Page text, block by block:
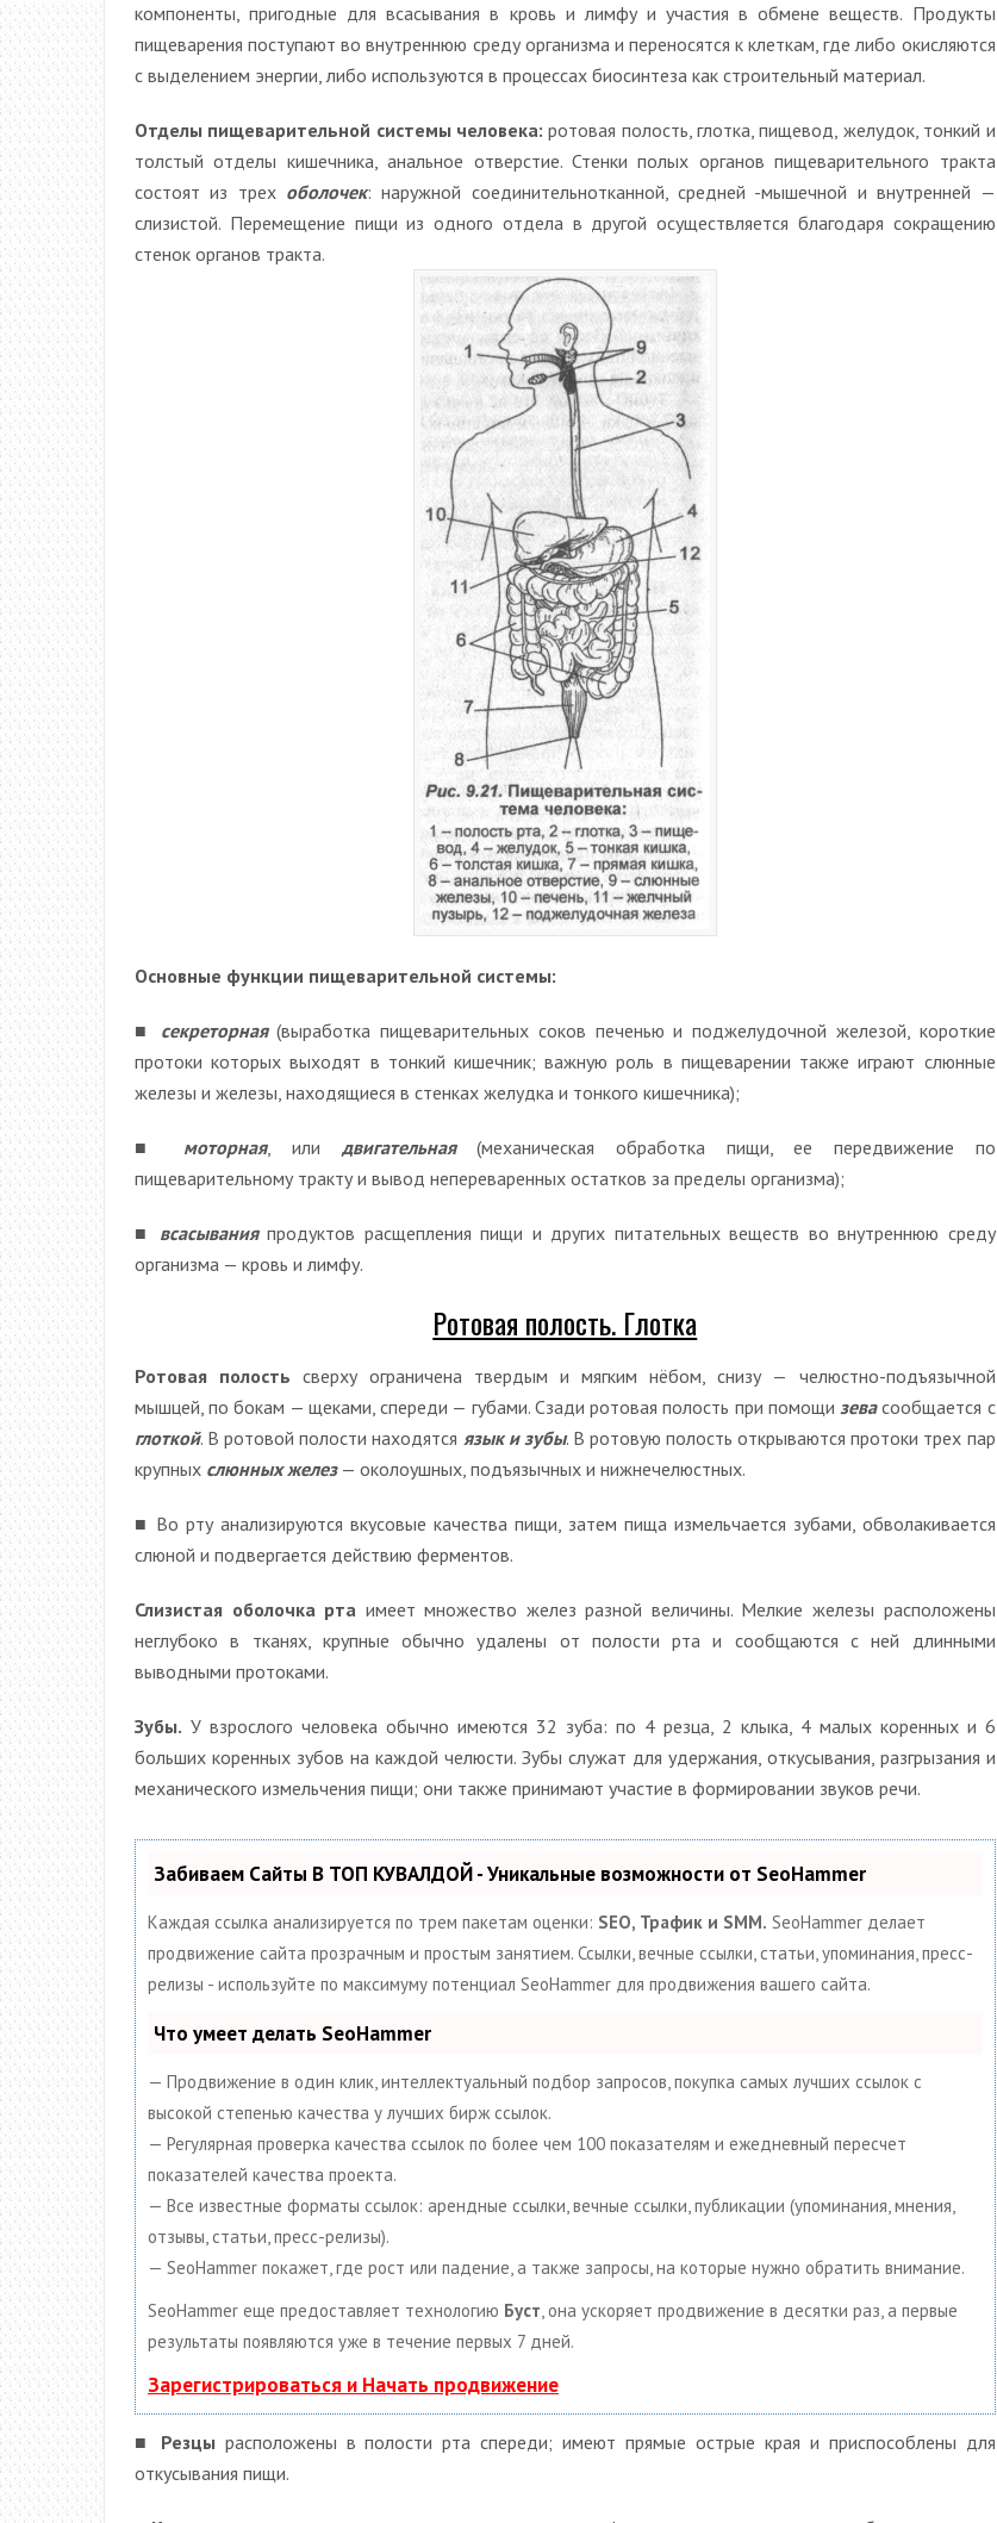
компоненты, пригодные для всасывания в кровь и лимфу и участия в обмене веществ. Продукты
пищеварения поступают во внутреннюю среду организма и переносятся к клеткам, где либо окисляются
с выделением энергии, либо используются в процессах биосинтеза как строительный материал.
Отделы пищеварительной системы человека: ротовая полость, глотка, пищевод, желудок, тонкий и
толстый отделы кишечника, анальное отверстие. Стенки полых органов пищеварительного тракта
состоят из трех оболочек: наружной соединительнотканной, средней -мышечной и внутренней —
слизистой. Перемещение пищи из одного отдела в другой осуществляется благодаря сокращению
стенок органов тракта.
Основные функции пищеварительной системы:
■ секреторная(выработка пищеварительных соков печенью и поджелудочной железой, короткие
протоки которых выходят в тонкий кишечник; важную роль в пищеварении также играют слюнные
железы и железы, находящиеся в стенках желудка и тонкого кишечника);
■ моторная, или двигательная(механическая обработка пищи, ее передвижение по
пищеварительному тракту и вывод непереваренных остатков за пределы организма);
■ всасыванияпродуктов расщепления пищи и других питательных веществ во внутреннюю среду
организма — кровь и лимфу.
Ротовая полость. Глотка
Ротовая полость сверху ограничена твердым и мягким нёбом, снизу — челюстно-подъязычной
мышцей, по бокам — щеками, спереди — губами. Сзади ротовая полость при помощи зевасообщается с
глоткой. В ротовой полости находятся язык и зубы. В ротовую полость открываются протоки трех пар
крупных слюнных желез— околоушных, подъязычных и нижнечелюстных.
■ Во рту анализируются вкусовые качества пищи, затем пища измельчается зубами, обволакивается
слюной и подвергается действию ферментов.
Слизистая оболочка рта имеет множество желез разной величины. Мелкие железы расположены
неглубоко в тканях, крупные обычно удалены от полости рта и сообщаются с ней длинными
выводными протоками.
Зубы. У взрослого человека обычно имеются 32 зуба: по 4 резца, 2 клыка, 4 малых коренных и 6
больших коренных зубов на каждой челюсти. Зубы служат для удержания, откусывания, разгрызания и
механического измельчения пищи; они также принимают участие в формировании звуков речи.
Забиваем Сайты В ТОП КУВАЛДОЙ - Уникальные возможности от SeoHammer
Каждая ссылка анализируется по трем пакетам оценки: SEO, Трафик и SMM. SeoHammer делает
продвижение сайта прозрачным и простым занятием. Ссылки, вечные ссылки, статьи, упоминания, пресс-
релизы - используйте по максимуму потенциал SeoHammer для продвижения вашего сайта.
Что умеет делать SeoHammer
— Продвижение в один клик, интеллектуальный подбор запросов, покупка самых лучших ссылок с
высокой степенью качества у лучших бирж ссылок.
— Регулярная проверка качества ссылок по более чем 100 показателям и ежедневный пересчет
показателей качества проекта.
— Все известные форматы ссылок: арендные ссылки, вечные ссылки, публикации (упоминания, мнения,
отзывы, статьи, пресс-релизы).
— SeoHammer покажет, где рост или падение, а также запросы, на которые нужно обратить внимание.
SeoHammer еще предоставляет технологию Буст , она ускоряет продвижение в десятки раз, а первые
результаты появляются уже в течение первых 7 дней.
Зарегистрироваться и Начать продвижение
■ Резцырасположены в полости рта спереди; имеют прямые острые края и приспособлены для
откусывания пищи.